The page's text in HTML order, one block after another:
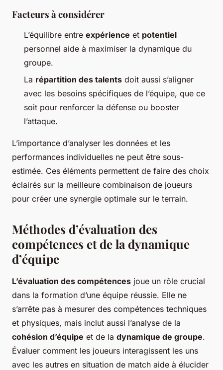
Facteurs à considérer
L’équilibre entre expérience et potentiel
personnel aide à maximiser la dynamique du
groupe.
La répartition des talents doit aussi s’aligner
avec les besoins spécifiques de l’équipe, que ce
soit pour renforcer la défense ou booster
l’attaque.
L’importance d’analyser les données et les
performances individuelles ne peut être sous-
estimée. Ces éléments permettent de faire des choix
éclairés sur la meilleure combinaison de joueurs
pour créer une synergie optimale sur le terrain.
Méthodes d’évaluation des
compétences et de la dynamique
d’équipe
L’évaluation des compétences joue un rôle crucial
dans la formation d’une équipe réussie. Elle ne
s’arrête pas à mesurer des compétences techniques
et physiques, mais inclut aussi l’analyse de la
cohésion d’équipe et de la dynamique de groupe.
Évaluer comment les joueurs interagissent les uns
avec les autres en situation de match aide à élucider